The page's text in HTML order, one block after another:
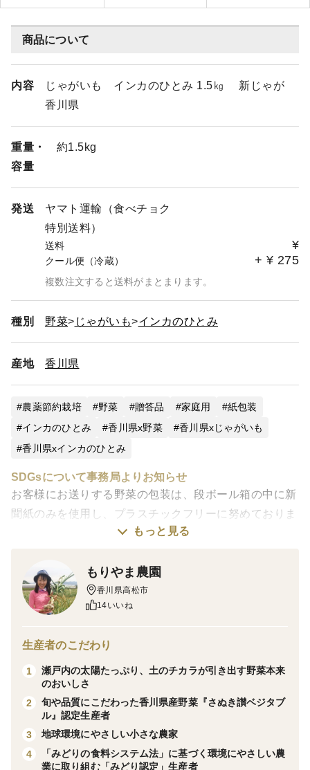
商品について
内容
じゃがいも インカのひとみ 1.5㎏ 新じゃが
香川県
重量・
容量
約1.5kg
発送
ヤマト運輸（食べチョク
特別送料）
送料 ¥
クール便（冷蔵） + ¥ 275
複数注文すると送料がまとまります。
種別 野菜 じゃがいも インカのひとみ
産地 香川県
農薬節約栽培 野菜 贈答品 家庭用
紙包装
インカのひとみ
香川県x野菜
香川県xじゃがいも
香川県xインカのひとみ
SDGsについて事務局よりお知らせ
お客様にお送りする野菜の包装は、段ボール箱の中に新
聞紙のみを使用し、プラスチックフリーに努めておりま
----------------------------
模様が愛らしい、あの『インカのめざめ』の妹分。かわ
が人気。
✨品種の物語：
ら「インカのひとみ」と名付けられました。見た目の愛
もっと見る
もりやま農園
香川県高松市
14いいね
生産者のこだわり
1
瀬戸内の太陽たっぷり、土のチカラが引き出す野菜本来
のおいしさ
2
旬や品質にこだわった香川県産野菜『さぬき讃ベジタブ
ル』認定生産者
3
地球環境にやさしい小さな農家
4
「みどりの食料システム法」に基づく環境にやさしい農
業に取り組む「みどり認定」生産者